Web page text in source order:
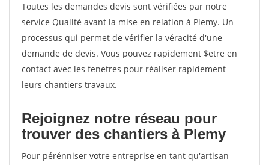
Toutes les demandes devis sont vérifiées par notre
service Qualité avant la mise en relation à Plemy. Un
processus qui permet de vérifier la véracité d'une
demande de devis. Vous pouvez rapidement $etre en
contact avec les fenetres pour réaliser rapidement
leurs chantiers travaux.
Rejoignez notre réseau pour
trouver des chantiers à Plemy
Pour pérénniser votre entreprise en tant qu'artisan